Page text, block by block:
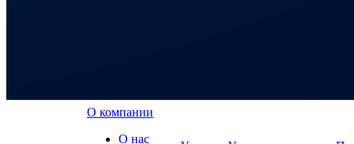
О компании
О нас